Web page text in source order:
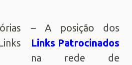
– A posição dos
Links Patrocinados
na rede de